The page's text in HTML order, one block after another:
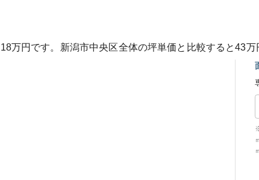
18万円です。 新潟市中央区全体の坪単価と比較すると43万